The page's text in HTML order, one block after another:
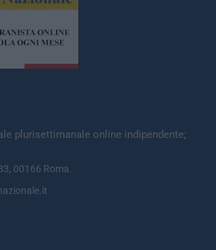
plurisettimanale online indipendente;
00166 Roma.